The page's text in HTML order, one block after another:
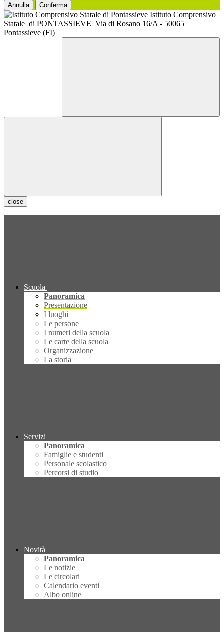
Annulla Conferma
Istituto Comprensivo
Statale di PONTASSIEVE Via di Rosano 16/A - 50065
Pontassieve (FI)
close
Scuola
Panoramica
Presentazione
I luoghi
Le persone
I numeri della scuola
Le carte della scuola
Organizzazione
La storia
Servizi
Panoramica
Famiglie e studenti
Personale scolastico
Percorsi di studio
Novità
Panoramica
Le notizie
Le circolari
Calendario eventi
Albo online